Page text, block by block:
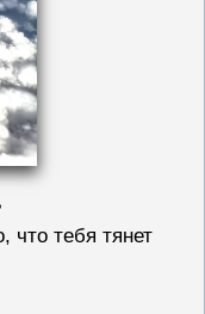
что тебя тянет